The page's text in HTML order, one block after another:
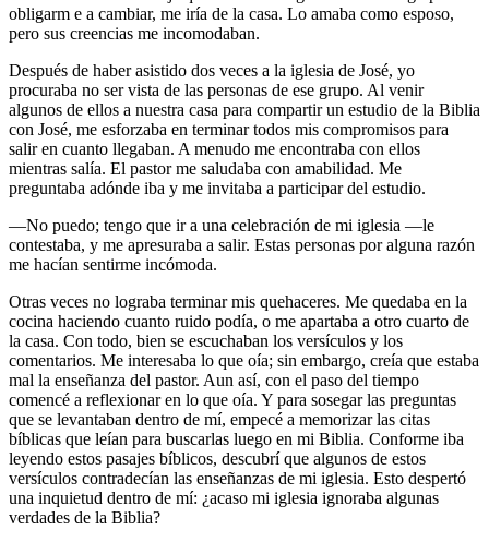
obligarm e a cambiar, me iría de la casa. Lo amaba como esposo,
pero sus creencias me incomodaban.
Después de haber asistido dos veces a la iglesia de José, yo
procuraba no ser vista de las personas de ese grupo. Al venir
algunos de ellos a nuestra casa para compartir un estudio de la Biblia
con José, me esforzaba en terminar todos mis compromisos para
salir en cuanto llegaban. A menudo me encontraba con ellos
mientras salía. El pastor me saludaba con amabilidad. Me
preguntaba adónde iba y me invitaba a participar del estudio.
—No puedo; tengo que ir a una celebración de mi iglesia —le
contestaba, y me apresuraba a salir. Estas personas por alguna razón
me hacían sentirme incómoda.
Otras veces no lograba terminar mis quehaceres. Me quedaba en la
cocina haciendo cuanto ruido podía, o me apartaba a otro cuarto de
la casa. Con todo, bien se escuchaban los versículos y los
comentarios. Me interesaba lo que oía; sin embargo, creía que estaba
mal la enseñanza del pastor. Aun así, con el paso del tiempo
comencé a reflexionar en lo que oía. Y para sosegar las preguntas
que se levantaban dentro de mí, empecé a memorizar las citas
bíblicas que leían para buscarlas luego en mi Biblia. Conforme iba
leyendo estos pasajes bíblicos, descubrí que algunos de estos
versículos contradecían las enseñanzas de mi iglesia. Esto despertó
una inquietud dentro de mí: ¿acaso mi iglesia ignoraba algunas
verdades de la Biblia?